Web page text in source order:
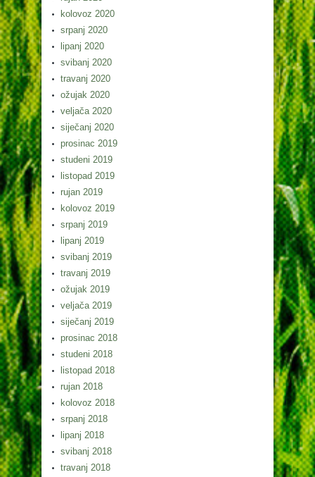
kolovoz 2020
srpanj 2020
lipanj 2020
svibanj 2020
travanj 2020
ožujak 2020
veljača 2020
siječanj 2020
prosinac 2019
studeni 2019
listopad 2019
rujan 2019
kolovoz 2019
srpanj 2019
lipanj 2019
svibanj 2019
travanj 2019
ožujak 2019
veljača 2019
siječanj 2019
prosinac 2018
studeni 2018
listopad 2018
rujan 2018
kolovoz 2018
srpanj 2018
lipanj 2018
svibanj 2018
travanj 2018